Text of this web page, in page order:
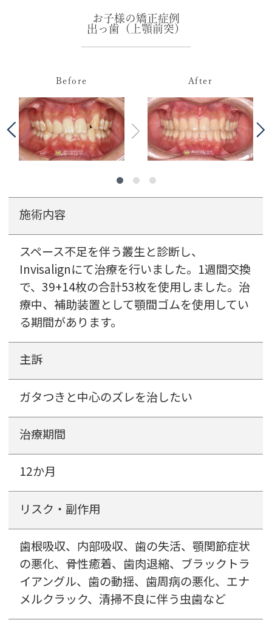
お子様の矯正症例
出っ歯（上顎前突）
Before After
施術内容
スペース不足を伴う叢生と診断し、
Invisalignにて治療を行いました。1週間交換
で、39+14枚の合計53枚を使用しました。治
療中、補助装置として顎間ゴムを使用してい
る期間があります。
主訴
ガタつきと中心のズレを治したい
治療期間
12か月
リスク・副作用
歯根吸収、内部吸収、歯の失活、顎関節症状
の悪化、骨性癒着、歯肉退縮、ブラックトラ
イアングル、歯の動揺、歯周病の悪化、エナ
メルクラック、清掃不良に伴う虫歯など
Before After
施術内容
叢生を伴う下顎前突と診断し、クワドヘリク
ス装置により側方拡大を行いマルチブラケッ
ト装置にて歯列の整直を行ったのち、外科的
矯正手術を併用し治療を行いました。
主訴
受け口を治したい
治療期間
27ヶ月
リスク・副作用
歯根吸収、内部吸収、歯の失活、顎関節症状
の悪化、骨性癒着、歯肉退縮、ブラックトラ
イアングル、歯の動揺、歯周病の悪化、エナ
メルクラック、清掃不良に伴う虫歯など
Before After
施術内容
バイオネーターとヘッドギアを併用しⅠ期治
療を行い、非抜歯にてマルチブラケット装置
を用いてⅡ期治療を行いました。
主訴
出っ歯・隙間が空いていることが気になる
治療期間
5年8ヶ月
リスク・副作用
歯根吸収、内部吸収、歯の失活、顎関節症状
の悪化、骨性癒着、歯肉退縮、ブラックトラ
イアングル、歯の動揺、歯周病の悪化、エナ
メルクラック、清掃不良に伴う虫歯など
費用